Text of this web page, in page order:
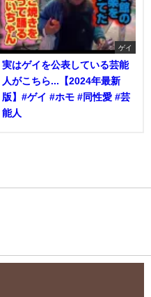
ゲイ
実はゲイを公表している芸能
人がこちら...【2024年最新
版】#ゲイ #ホモ #同性愛 #芸
能人